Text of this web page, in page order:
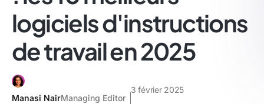
logiciels d'instructions
de travail en 2025
Manasi NairManaging Editor
3 février 2025